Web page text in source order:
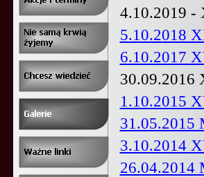
4.10.2019 -
5.10.2018
6.10.2017
30.09.2016
1.10.2015
31.05.2015
3.10.2014
26.04.2014